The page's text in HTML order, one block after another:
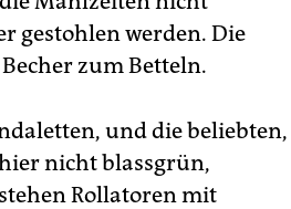
gestohlen werden. Die
zum Betteln.
und die beliebten,
nicht blassgrün,
Rollatoren mit